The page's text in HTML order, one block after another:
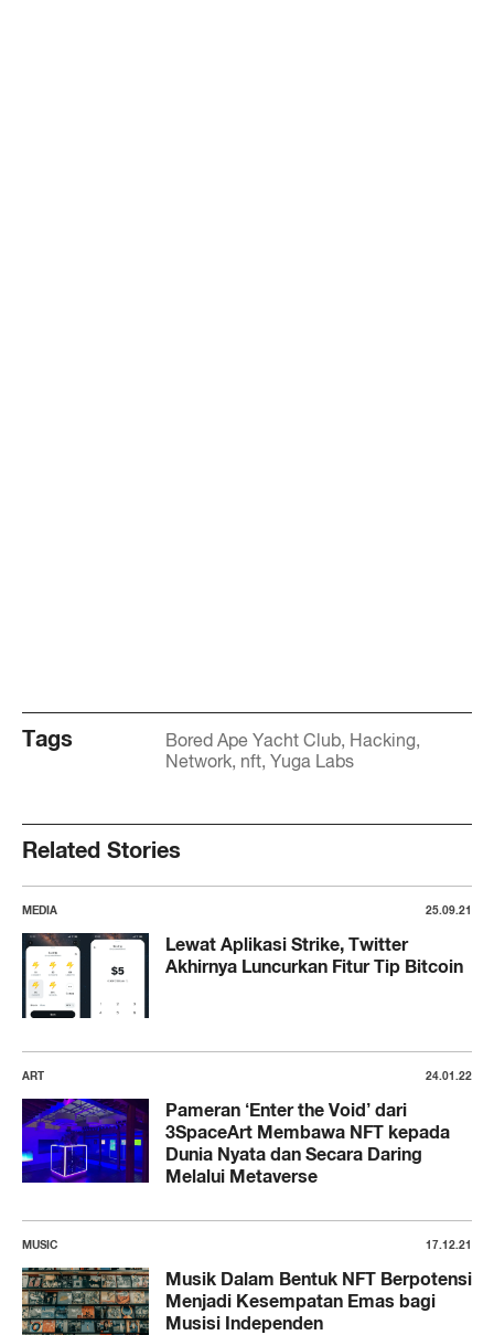
Tags Bored Ape Yacht Club Hacking
Network nft Yuga Labs
Related Stories
MEDIA 25.09.21
Lewat Aplikasi Strike, Twitter
Akhirnya Luncurkan Fitur Tip Bitcoin
ART 24.01.22
Pameran ‘Enter the Void’ dari
3SpaceArt Membawa NFT kepada
Dunia Nyata dan Secara Daring
Melalui Metaverse
MUSIC 17.12.21
Musik Dalam Bentuk NFT Berpotensi
Menjadi Kesempatan Emas bagi
Musisi Independen